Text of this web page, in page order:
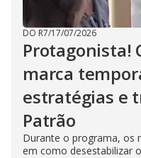
DO R7/17/07/2026
Protagonista!
marca
estratégias e
Patrão
Durante o programa, os
em como desestabilizar